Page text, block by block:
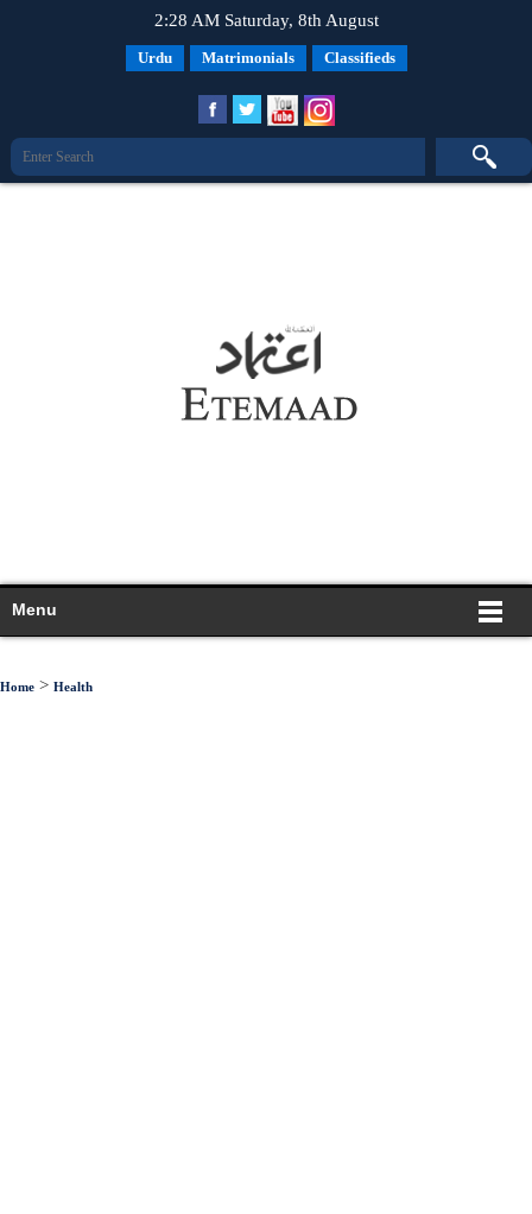
2:28 AM Saturday, 8th August
Urdu Matrimonials Classifieds
Menu
Home > Health